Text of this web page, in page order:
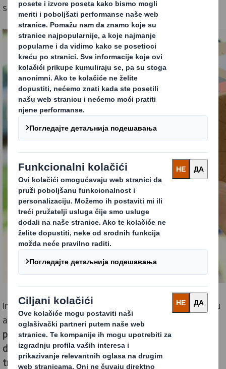
snabdevanja ostaju oprezni.
Imajući u vidu značaj proizvoda upakovanih u higijensku
ambalažu, nije iznenađujuće što v
iše od polovine
potrošača (57%) kaže da temeljno pere ruke nakon
dodirivanja proizvoda upakovanih u ambalažu za e-
trgovinu i što 30% brže baca ambalažu. Istraživanje